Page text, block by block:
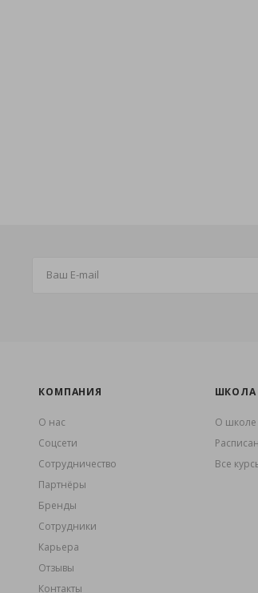
КОМПАНИЯ
О нас
Coцсети
Сотрудничество
Партнёры
Бренды
Сотрудники
Карьера
Отзывы
Контакты
О школе
Все